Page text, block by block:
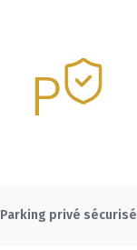
Parking privé sécurisé